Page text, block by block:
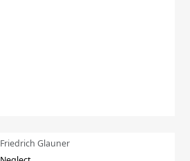
Friedrich Glauner